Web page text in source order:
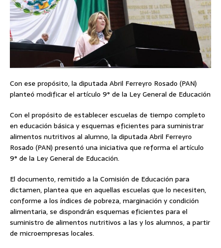
Con ese propósito, la diputada Abril Ferreyro Rosado (PAN)
planteó modificar el artículo 9° de la Ley General de Educación
Con el propósito de establecer escuelas de tiempo completo
en educación básica y esquemas eficientes para suministrar
alimentos nutritivos al alumno, la diputada Abril Ferreyro
Rosado (PAN) presentó una iniciativa que reforma el artículo
9° de la Ley General de Educación.
El documento, remitido a la Comisión de Educación para
dictamen, plantea que en aquellas escuelas que lo necesiten,
conforme a los índices de pobreza, marginación y condición
alimentaria, se dispondrán esquemas eficientes para el
suministro de alimentos nutritivos a las y los alumnos, a partir
de microempresas locales.